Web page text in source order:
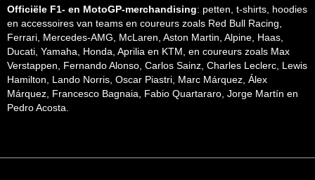
Officiële F1- en MotoGP-merchandising: petten, t-shirts, hoodies
en accessoires van teams en coureurs zoals Red Bull Racing,
Ferrari, Mercedes-AMG, McLaren, Aston Martin, Alpine, Haas,
Ducati, Yamaha, Honda, Aprilia en KTM, en coureurs zoals Max
Verstappen, Fernando Alonso, Carlos Sainz, Charles Leclerc, Lewis
Hamilton, Lando Norris, Oscar Piastri, Marc Márquez, Álex
Márquez, Francesco Bagnaia, Fabio Quartararo, Jorge Martín en
Pedro Acosta.